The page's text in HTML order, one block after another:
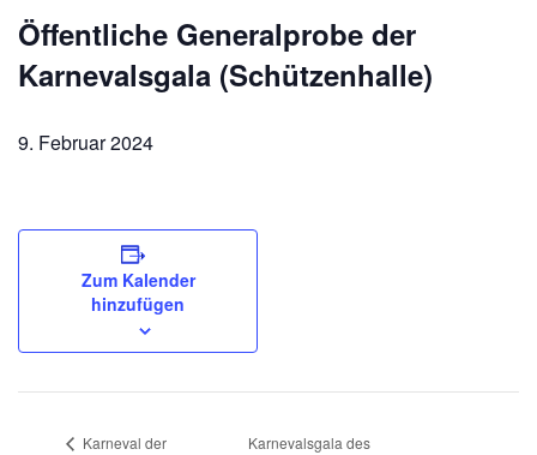
Öffentliche Generalprobe der
Karnevalsgala (Schützenhalle)
9. Februar 2024
Zum Kalender
hinzufügen
Karneval der
Karnevalsgala des